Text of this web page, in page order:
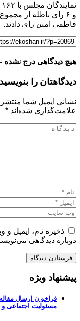
فاطمی امین رای دادند.
هیچ دیدگاهی درج نشده -
دیدگاهتان را بنویسید
نشانی ایمیل شما
علامت‌گذاری شده‌اند *
ذخیره نام، ایمیل
دوباره دیدگاهی
پیشنهاد ویژه
فراخوان ارسال
مسئولیت اجتماعی و